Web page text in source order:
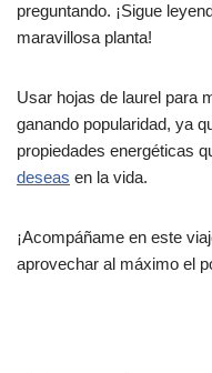
preguntando. ¡Sigue
maravillosa planta!
Usar hojas de laurel para
ganando popularidad, ya
propiedades energéticas
deseas en la vida.
¡Acompáñame en este
aprovechar al máximo el